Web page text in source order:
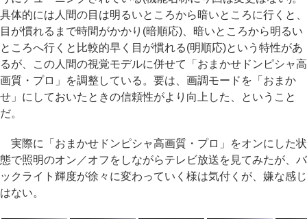
具体的には人間の目は明るいところから暗いところに行くと、
目が慣れるまで時間がかかり(暗順応)、暗いところから明るい
ところへ行くと比較的早く目が慣れる(明順応)という特性があ
るが、この人間の視覚モデルに併せて「おまかせドンピシャ高
画質・プロ」を調整している。要は、画調モードを「おまか
せ」にしておいたときの信頼性がより向上した、ということ
だ。
実際に「おまかせドンピシャ高画質・プロ」をオンにした状
態で照明のオン／オフをしながらテレビ放送を見てみたが、バ
ックライト輝度が徐々に変わっていく様は気付くが、嫌な感じ
はない。